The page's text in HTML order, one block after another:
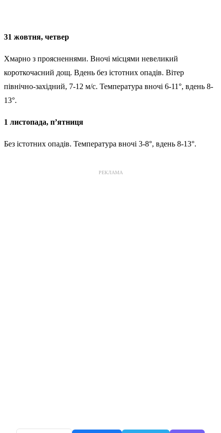
31 жовтня, четвер
Хмарно з проясненнями. Вночі місцями невеликий
короткочасний дощ. Вдень без істотних опадів. Вітер
північно-західний, 7-12 м/с. Температура вночі 6-11°, вдень 8-
13°.
1 листопада, п’ятниця
Без істотних опадів. Температура вночі 3-8°, вдень 8-13°.
РЕКЛАМА